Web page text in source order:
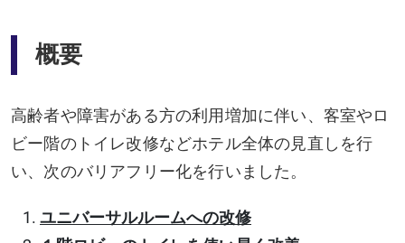
概要
高齢者や障害がある方の利用増加に伴い、客室やロ
ビー階のトイレ改修などホテル全体の見直しを行
い、次のバリアフリー化を行いました。
ユニバーサルルームへの改修